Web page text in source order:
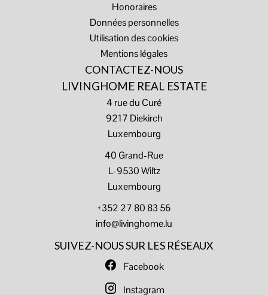
Honoraires
Données personnelles
Utilisation des cookies
Mentions légales
CONTACTEZ-NOUS
LIVINGHOME REAL ESTATE
4 rue du Curé
9217 Diekirch
Luxembourg
40 Grand-Rue
L-9530 Wiltz
Luxembourg
+352 27 80 83 56
info@livinghome.lu
SUIVEZ-NOUS SUR LES RÉSEAUX
Facebook
Instagram